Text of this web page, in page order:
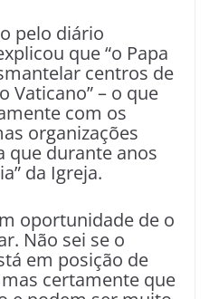
pelo diário
que “o Papa
centros de
Vaticano” – o que
com os
organizações
que durante anos
da Igreja.
oportunidade de o
Não sei se o
em posição de
certamente que